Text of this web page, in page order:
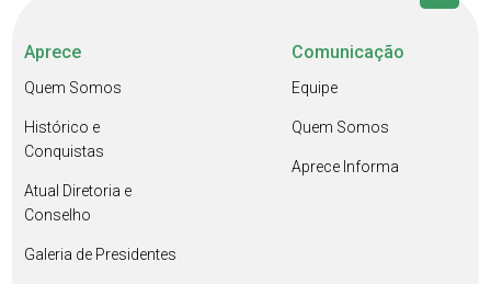
Aprece
Quem Somos
Histórico e
Conquistas
Atual Diretoria e
Conselho
Galeria de Presidentes
Comunicação
Equipe
Quem Somos
Aprece Informa